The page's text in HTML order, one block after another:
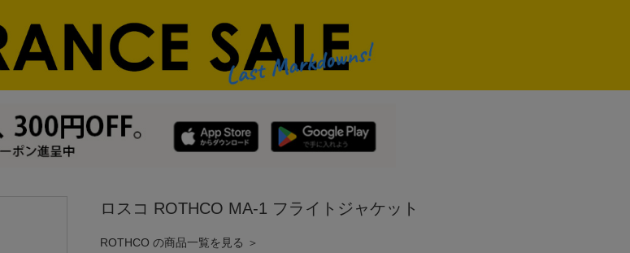
ロスコ ROTHCO MA-1 フライトジャケット
ROTHCO の商品一覧を見る ＞